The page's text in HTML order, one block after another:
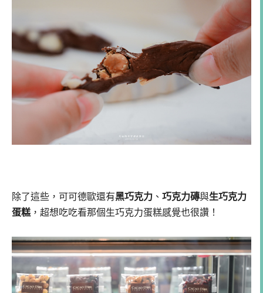
除了這些，可可德歐還有黑巧克力 、 巧克力磚與生巧克力
蛋糕 ，超想吃吃看那個生巧克力蛋糕感覺也很讚！